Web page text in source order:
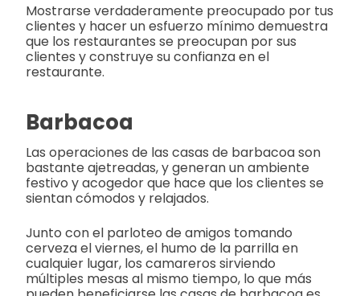
Mostrarse verdaderamente preocupado por tus
clientes y hacer un esfuerzo mínimo demuestra
que los restaurantes se preocupan por sus
clientes y construye su confianza en el
restaurante.
Barbacoa
Las operaciones de las casas de barbacoa son
bastante ajetreadas, y generan un ambiente
festivo y acogedor que hace que los clientes se
sientan cómodos y relajados.
Junto con el parloteo de amigos tomando
cerveza el viernes, el humo de la parrilla en
cualquier lugar, los camareros sirviendo
múltiples mesas al mismo tiempo, lo que más